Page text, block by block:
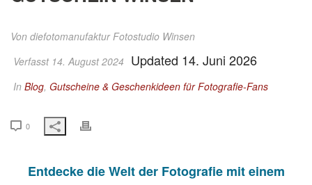
Von diefotomanufaktur Fotostudio Winsen
Verfasst 14. August 2024 Updated 14. Juni 2026
In Blog, Gutscheine & Geschenkideen für Fotografie-Fans
0
Entdecke die Welt der Fotografie mit einem